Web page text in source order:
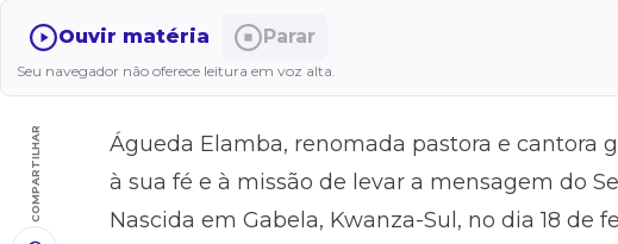
Ouvir matéria Parar
Seu navegador não oferece leitura em voz alta.
COMPARTILHAR
Águeda Elamba, renomada pastora e cantora
à sua fé e à missão de levar a mensagem do
Nascida em Gabela, Kwanza-Sul, no dia 18 de